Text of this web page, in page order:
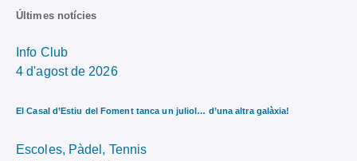
Últimes notícies
Info Club
4 d'agost de 2026
El Casal d’Estiu del Foment tanca un juliol… d’una altra galàxia!
Escoles, Pàdel, Tennis